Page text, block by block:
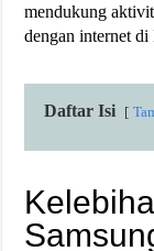
mendukung
dengan internet di
Daftar Isi